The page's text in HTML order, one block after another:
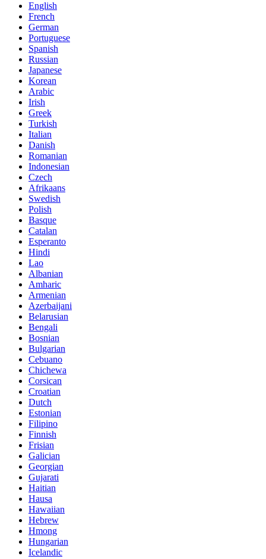
English
French
German
Portuguese
Spanish
Russian
Japanese
Korean
Arabic
Irish
Greek
Turkish
Italian
Danish
Romanian
Indonesian
Czech
Afrikaans
Swedish
Polish
Basque
Catalan
Esperanto
Hindi
Lao
Albanian
Amharic
Armenian
Azerbaijani
Belarusian
Bengali
Bosnian
Bulgarian
Cebuano
Chichewa
Corsican
Croatian
Dutch
Estonian
Filipino
Finnish
Frisian
Galician
Georgian
Gujarati
Haitian
Hausa
Hawaiian
Hebrew
Hmong
Hungarian
Icelandic